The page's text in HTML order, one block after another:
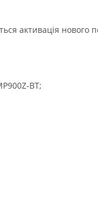
активація нового
BT;